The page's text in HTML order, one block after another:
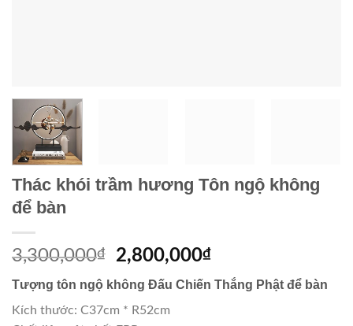
Thác khói trầm hương Tôn ngộ không
để bàn
3,300,000₫ 2,800,000₫
Tượng tôn ngộ không Đấu Chiến Thắng Phật để bàn
Kích thước: C37cm * R52cm